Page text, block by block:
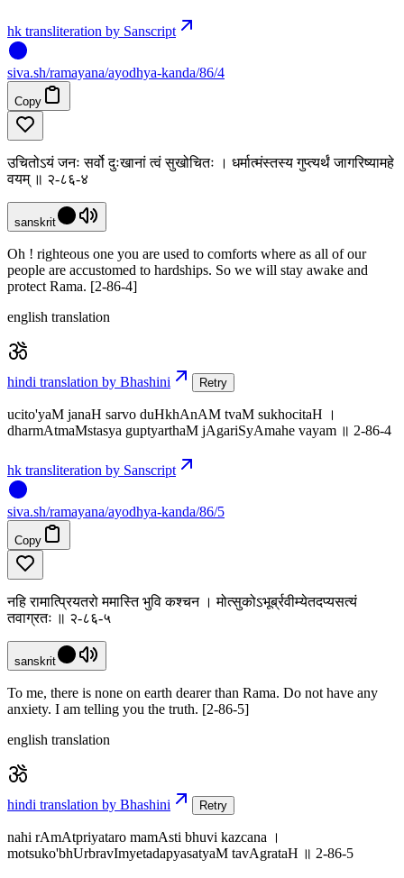
hk transliteration by Sanscript
siva.sh/ramayana/ayodhya-kanda/86/4
Copy
उचितोऽयं जनः सर्वो दुःखानां त्वं सुखोचितः । धर्मात्मंस्तस्य गुप्त्यर्थं जागरिष्यामहे
वयम् ॥ २-८६-४
sanskrit
Oh ! righteous one you are used to comforts where as all of our
people are accustomed to hardships. So we will stay awake and
protect Rama. [2-86-4]
english translation
hindi translation by Bhashini Retry
ucito'yaM janaH sarvo duHkhAnAM tvaM sukhocitaH ।
dharmAtmaMstasya guptyarthaM jAgariSyAmahe vayam ॥ 2-86-4
hk transliteration by Sanscript
siva.sh/ramayana/ayodhya-kanda/86/5
Copy
नहि रामात्प्रियतरो ममास्ति भुवि कश्चन । मोत्सुकोऽभूर्ब्रवीम्येतदप्यसत्यं
तवाग्रतः ॥ २-८६-५
sanskrit
To me, there is none on earth dearer than Rama. Do not have any
anxiety. I am telling you the truth. [2-86-5]
english translation
hindi translation by Bhashini Retry
nahi rAmAtpriyataro mamAsti bhuvi kazcana ।
motsuko'bhUrbravImyetadapyasatyaM tavAgrataH ॥ 2-86-5